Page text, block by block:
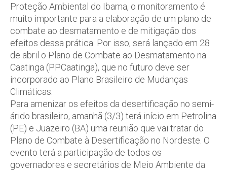
Proteção Ambiental do Ibama, o monitoramento é
muito importante para a elaboração de um plano de
combate ao desmatamento e de mitigação dos
efeitos dessa prática. Por isso, será lançado em 28
de abril o Plano de Combate ao Desmatamento na
Caatinga (PPCaatinga), que no futuro deve ser
incorporado ao Plano Brasileiro de Mudanças
Climáticas.
Para amenizar os efeitos da desertificação no semi-
árido brasileiro, amanhã (3/3) terá início em Petrolina
(PE) e Juazeiro (BA) uma reunião que vai tratar do
Plano de Combate à Desertificação no Nordeste. O
evento terá a participação de todos os
governadores e secretários de Meio Ambiente da